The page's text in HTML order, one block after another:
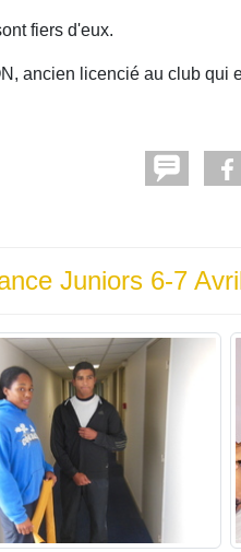
fiers d'eux.
ancien licencié au club qui
Juniors 6-7